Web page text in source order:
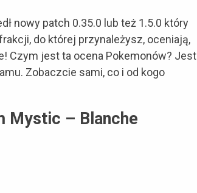
nowy patch 0.35.0 lub też 1.5.0 który
do której przynależysz, oceniają,
Czym jest ta ocena Pokemonów? Jest
Zobaczcie sami, co i od kogo
Mystic – Blanche